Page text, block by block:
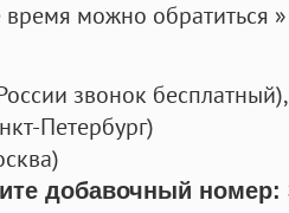
можно обратиться
звонок бесплатный),
Петербург)
добавочный номер: